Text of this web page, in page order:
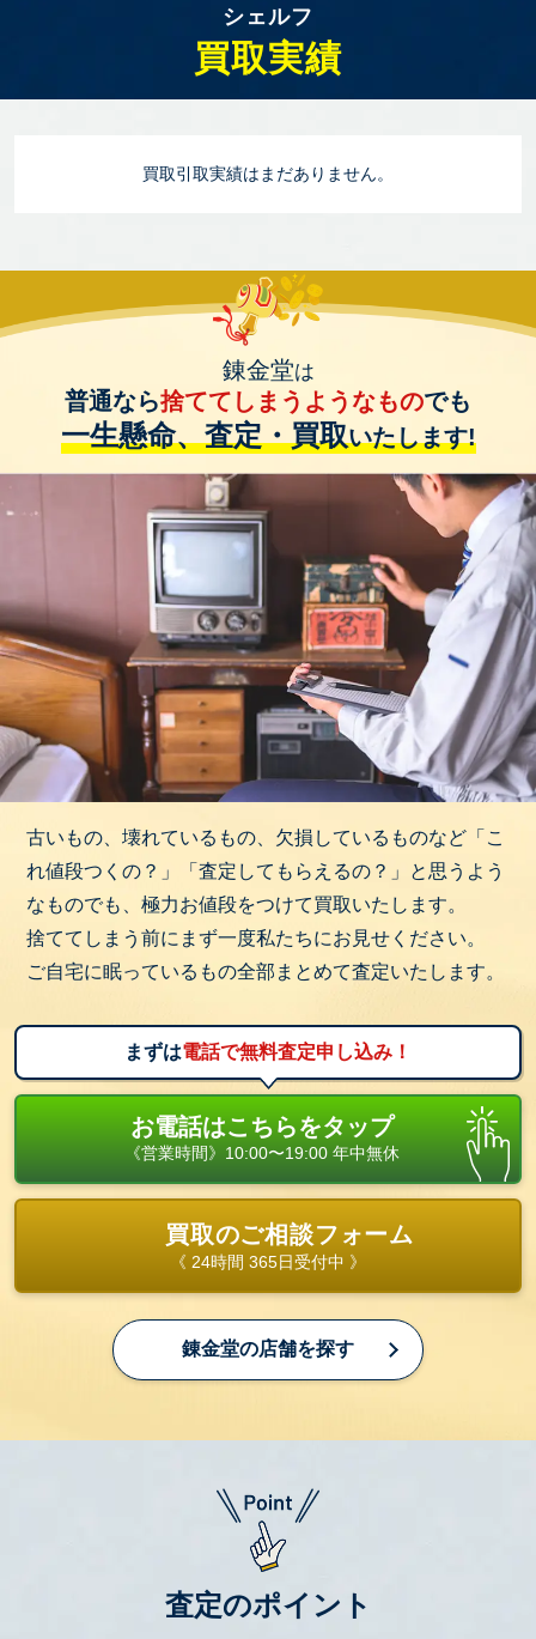
シェルフ
買取実績
買取引取実績はまだありません。
錬金堂は
普通なら捨ててしまうようなものでも
一生懸命、査定・買取いたします!
古いもの、壊れているもの、欠損しているものなど「こ
れ値段つくの？」「査定してもらえるの？」と思うよう
なものでも、極力お値段をつけて買取いたします。
捨ててしまう前にまず一度私たちにお見せください。
ご自宅に眠っているもの全部まとめて査定いたします。
まずは電話で無料査定申し込み！
お電話はこちらをタップ
《営業時間》10:00〜19:00 年中無休
買取のご相談フォーム
《 24時間 365日受付中 》
錬金堂の店舗を探す
査定のポイント